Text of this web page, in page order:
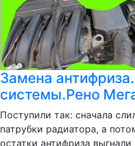
Замена
системы.Рено
Поступили так: сначала
патрубки радиатора, а
остатки антифриза